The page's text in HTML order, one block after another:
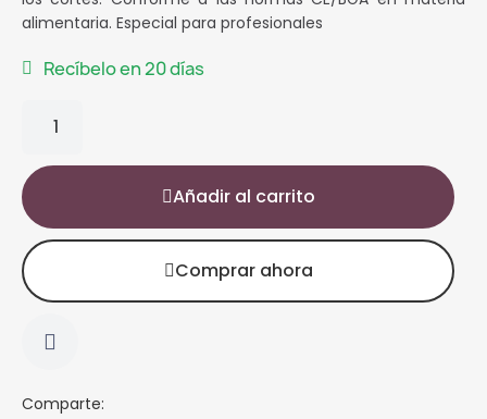
alimentaria. Especial para profesionales
Recíbelo en 20 días
Añadir al carrito
Comprar ahora
Comparte: